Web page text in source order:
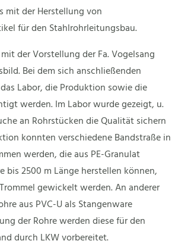
mit der Herstellung von
für den Stahlrohrleitungsbau.
der Vorstellung der Fa. Vogelsang
Bei dem sich anschließenden
Labor, die Produktion sowie die
werden. Im Labor wurde gezeigt, u.
an Rohrstücken die Qualität sichern
konnten verschiedene Bandstraße in
werden, die aus PE-Granulat
bis 2500 m Länge herstellen können,
gewickelt werden. An anderer
aus PVC-U als Stangenware
der Rohre werden diese für den
durch LKW vorbereitet.